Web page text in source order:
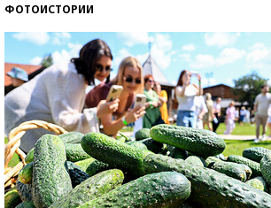
ФОТОИСТОРИИ